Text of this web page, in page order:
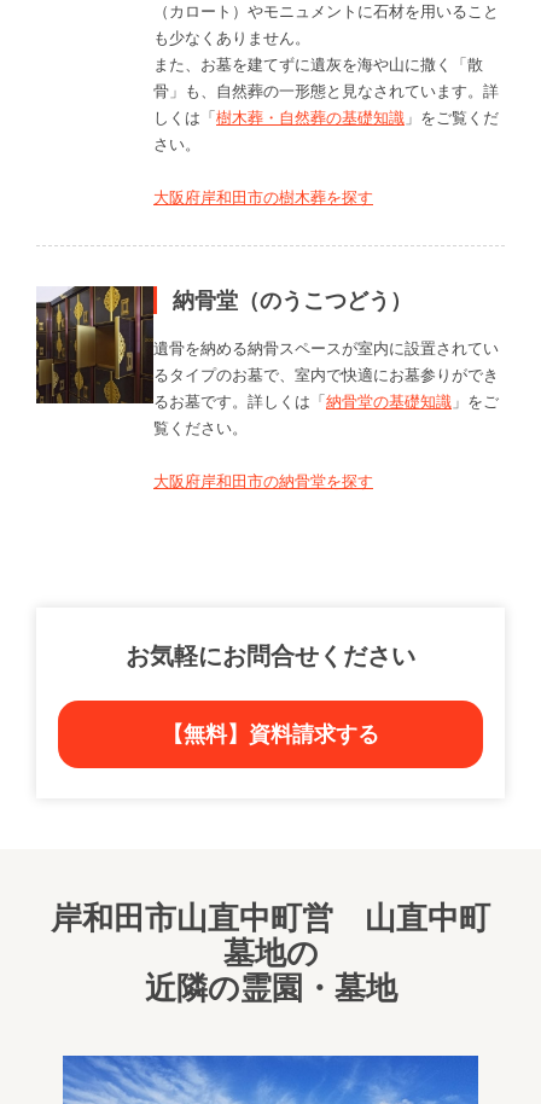
（カロート）やモニュメントに石材を用いること
も少なくありません。
また、お墓を建てずに遺灰を海や山に撒く「散
骨」も、自然葬の一形態と見なされています。詳
しくは「樹木葬・自然葬の基礎知識 」をご覧くだ
さい。
大阪府岸和田市の樹木葬を探す
納骨堂（のうこつどう）
遺骨を納める納骨スペースが室内に設置されてい
るタイプのお墓で、室内で快適にお墓参りができ
るお墓です。詳しくは「納骨堂の基礎知識 」をご
覧ください。
大阪府岸和田市の納骨堂を探す
お気軽にお問合せください
【無料】資料請求する
岸和田市山直中町営 山直中町
墓地の
近隣の霊園・墓地